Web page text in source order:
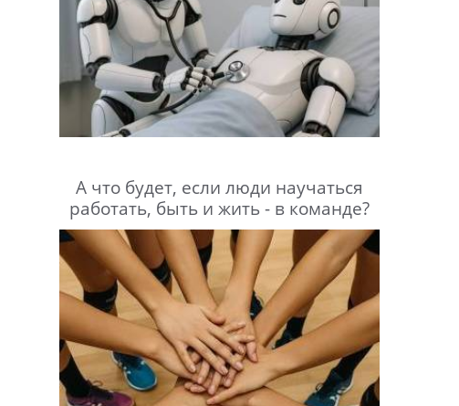
А что будет, если люди научаться
работать, быть и жить - в команде?